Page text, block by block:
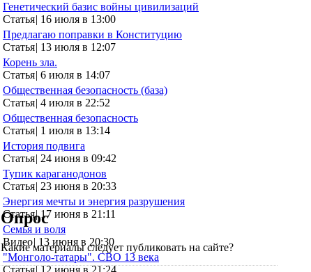
Генетический базис войны цивилизаций
Статья| 16 июля в 13:00
Предлагаю поправки в Конституцию
Статья| 13 июля в 12:07
Корень зла.
Статья| 6 июля в 14:07
Общественная безопасность (база)
Статья| 4 июля в 22:52
Общественная безопасность
Статья| 1 июля в 13:14
История подвига
Статья| 24 июня в 09:42
Тупик караганодонов
Статья| 23 июня в 20:33
Энергия мечты и энергия разрушения
Статья| 17 июня в 21:11
Семья и воля
Видео| 13 июня в 20:30
"Монголо-татары". СВО 13 века
Опрос
Какие материалы следует публиковать на сайте?